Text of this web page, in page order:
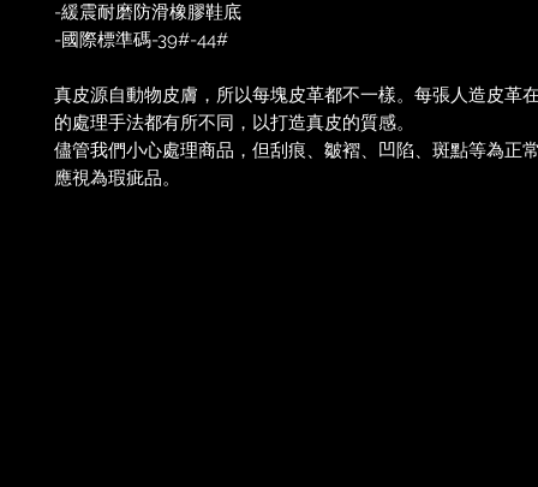
-緩震耐磨防滑橡膠鞋底
-國際標準碼-39#-44#
真皮源自動物皮膚，所以每塊皮革都不一樣。每張人造皮革
的處理手法都有所不同，以打造真皮的質感。
儘管我們小心處理商品，但刮痕、皺褶、凹陷、斑點等為正
應視為瑕疵品。